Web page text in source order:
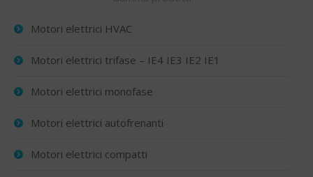
Motori elettrici HVAC
Motori elettrici trifase – IE4 IE3 IE2 IE1
Motori elettrici monofase
Motori elettrici autofrenanti
Motori elettrici compatti